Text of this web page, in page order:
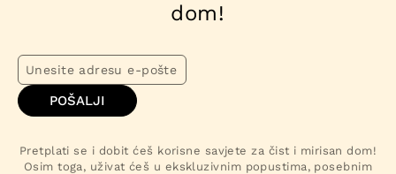
dom!
POŠALJI
Pretplati se i dobit ćeš korisne savjete za čist i mirisan dom!
Osim toga, uživat ćeš u ekskluzivnim popustima, posebnim